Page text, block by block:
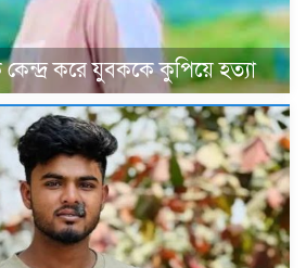
করে যুবককে কুপিয়ে হত্যা